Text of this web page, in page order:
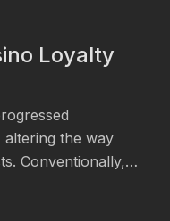
systems
document by the
Loyalty
altering the way
Conventionally,